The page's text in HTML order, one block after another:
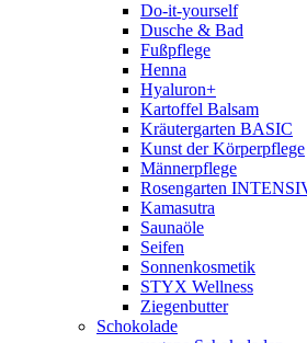
Do-it-yourself
Dusche & Bad
Fußpflege
Henna
Hyaluron+
Kartoffel Balsam
Kräutergarten BASIC
Kunst der Körperpflege
Männerpflege
Rosengarten
Kamasutra
Saunaöle
Seifen
Sonnenkosmetik
STYX Wellness
Ziegenbutter
Schokolade